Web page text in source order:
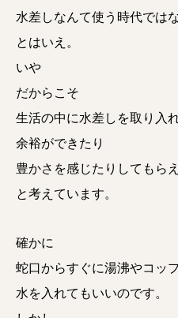
水差しなんて使う時代では
とはいえ。
いや
だからこそ
生活の中に水差しを取り入
余裕ができたり
豊かさを感じたりしてもら
と考えています。
確かに
蛇口からすぐに湯沸やコッ
水を入れてもいいのです。